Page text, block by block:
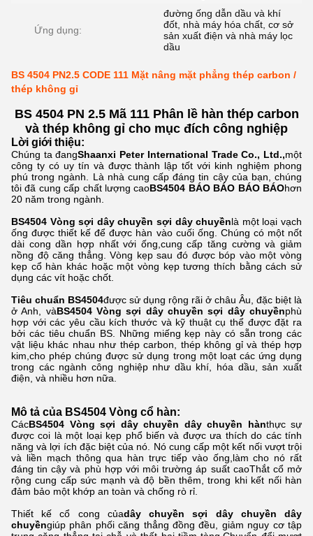
Ứng dụng:
đường ống dẫn dầu và khí
đốt, nhà máy hóa chất, cơ sở
sản xuất điện và nhà máy lọc
dầu
BS 4504 PN2.5 CODE 111 Mặt nâng mặt phẳng thép carbon /
thép không gỉ
BS 4504 PN 2.5 Mã 111 Phân lề hàn thép carbon
và thép không gỉ cho mục đích công nghiệp
Lời giới thiệu:
Chúng ta đangShaanxi Peter International Trade Co., Ltd.,một
công ty có uy tín và được thành lập tốt với kinh nghiệm phong
phú trong ngành.
Là nhà cung cấp đáng tin cậy của bạn, chúng
tôi đã cung cấp chất lượng caoBS4504 BÁO BÁO BÁO BÁOhơn
20 năm trong ngành.
BS4504 Vòng sợi dây chuyền sợi dây chuyềnlà một loại vạch
ống được thiết kế để được hàn vào cuối ống. Chúng có một nốt
dài cong dần hợp nhất với ống,cung cấp tăng cường và giảm
nồng độ căng thẳng. Vòng kẹp sau đó được bóp vào một vòng
kẹp cổ hàn khác hoặc một vòng kẹp tương thích bằng cách sử
dụng các vít hoặc chốt.
Tiêu chuẩn BS4504được sử dụng rộng rãi ở châu Âu, đặc biệt là
ở Anh, vàBS4504 Vòng sợi dây chuyền sợi dây chuyềnphù
hợp với các yêu cầu kích thước và kỹ thuật cụ thể được đặt ra
bởi các tiêu chuẩn BS. Những miếng kẹp này có sẵn trong các
vật liệu khác nhau như thép carbon, thép không gỉ và thép hợp
kim,cho phép chúng được sử dụng trong một loạt các ứng dụng
trong các ngành công nghiệp như dầu khí, hóa dầu, sản xuất
điện, và nhiều hơn nữa.
Mô tả của BS4504 Vòng cổ hàn:
CácBS4504 Vòng sợi dây chuyền dây chuyền hànthực sự
được coi là một loại kẹp phổ biến và được ưa thích do các tính
năng và lợi ích đặc biệt của nó. Nó cung cấp một kết nối vượt trội
và liền mạch thông qua hàn trực tiếp vào ống,làm cho nó rất
đáng tin cậy và phù hợp với môi trường áp suất caoThắt cổ mở
rộng cung cấp sức mạnh và độ bền thêm, trong khi kết nối hàn
đảm bảo một khớp an toàn và chống rò rỉ.
Thiết kế cổ cong củadây chuyền sợi dây chuyền dây
chuyềngiúp phân phối căng thẳng đồng đều, giảm nguy cơ tập